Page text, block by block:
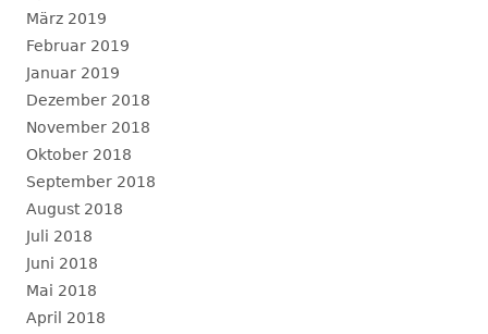
März 2019
Februar 2019
Januar 2019
Dezember 2018
November 2018
Oktober 2018
September 2018
August 2018
Juli 2018
Juni 2018
Mai 2018
April 2018